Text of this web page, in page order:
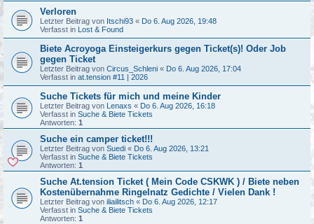
Verloren
Letzter Beitrag von Itschi93 « Do 6. Aug 2026, 19:48
Verfasst in Lost & Found
Biete Acroyoga Einsteigerkurs gegen Ticket(s)! Oder Job
gegen Ticket
Letzter Beitrag von Circus_Schleni « Do 6. Aug 2026, 17:04
Verfasst in at.tension #11 | 2026
Suche Tickets für mich und meine Kinder
Letzter Beitrag von Lenaxs « Do 6. Aug 2026, 16:18
Verfasst in Suche & Biete Tickets
Antworten: 1
Suche ein camper ticket!!!
Letzter Beitrag von Suedi « Do 6. Aug 2026, 13:21
Verfasst in Suche & Biete Tickets
Antworten: 1
Suche At.tension Ticket ( Mein Code CSKWK ) / Biete neben
Kostenübernahme Ringelnatz Gedichte / Vielen Dank !
Letzter Beitrag von iliailitsch « Do 6. Aug 2026, 12:17
Verfasst in Suche & Biete Tickets
Antworten: 1